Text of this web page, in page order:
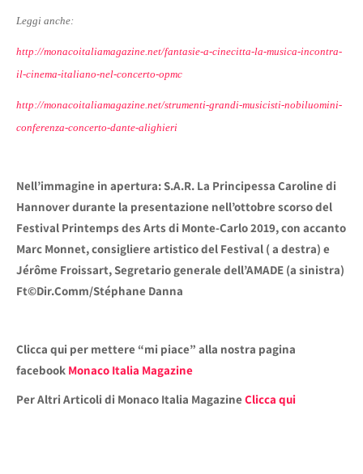
Leggi anche:
http://monacoitaliamagazine.net/fantasie-a-cinecitta-la-musica-incontra-
il-cinema-italiano-nel-concerto-opmc
http://monacoitaliamagazine.net/strumenti-grandi-musicisti-nobiluomini-
conferenza-concerto-dante-alighieri
Nell’immagine in apertura: S.A.R. La Principessa Caroline di
Hannover durante la presentazione nell’ottobre scorso del
Festival Printemps des Arts di Monte-Carlo 2019, con accanto
Marc Monnet, consigliere artistico del Festival ( a destra) e
Jérôme Froissart, Segretario generale dell’AMADE (a sinistra)
Ft©Dir.Comm/Stéphane Danna
Clicca qui per mettere “mi piace” alla nostra pagina
facebook Monaco Italia Magazine
Per Altri Articoli di Monaco Italia Magazine Clicca qui